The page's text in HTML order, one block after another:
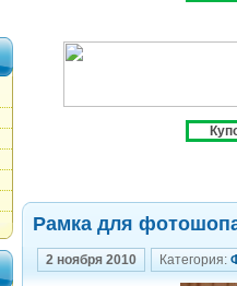
Рамка для
2 ноября 2010 Категория: